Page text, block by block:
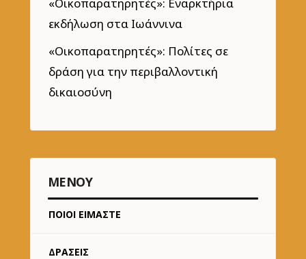
εκδήλωση στα Ιωάννινα
«Οικοπαρατηρητές»: Πολίτες σε
δράση για την περιβαλλοντική
δικαιοσύνη
ΜΕΝΟΎ
ΠΟΙΟΙ ΕΙΜΑΣΤΕ
ΔΡΑΣΕΙΣ